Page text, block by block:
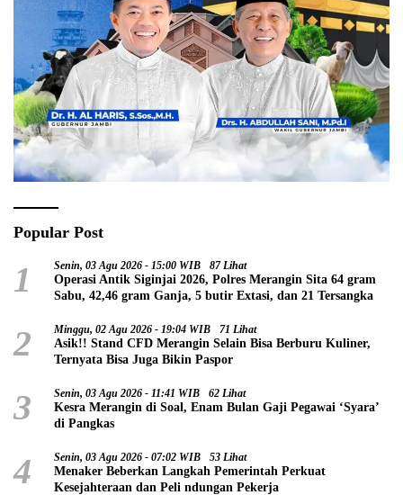
Popular Post
1 Senin, 03 Agu 2026 - 15:00 WIB 87 Lihat
Operasi Antik Siginjai 2026, Polres Merangin Sita 64 gram
Sabu, 42,46 gram Ganja, 5 butir Extasi, dan 21 Tersangka
2 Minggu, 02 Agu 2026 - 19:04 WIB 71 Lihat
Asik!! Stand CFD Merangin Selain Bisa Berburu Kuliner,
Ternyata Bisa Juga Bikin Paspor
3 Senin, 03 Agu 2026 - 11:41 WIB 62 Lihat
Kesra Merangin di Soal, Enam Bulan Gaji Pegawai ‘Syara’
di Pangkas
4 Senin, 03 Agu 2026 - 07:02 WIB 53 Lihat
Menaker Beberkan Langkah Pemerintah Perkuat
Kesejahteraan dan Peli ndungan Pekerja